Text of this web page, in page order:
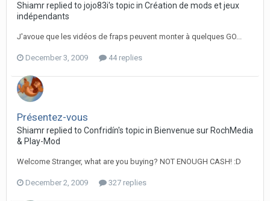
Shiamr replied to jojo83i's topic in Création de mods et jeux
indépendants
J'avoue que les vidéos de fraps peuvent monter à quelques GO...
December 3, 2009 44 replies
Présentez-vous
Shiamr replied to Confridín's topic in Bienvenue sur RochMedia
& Play-Mod
Welcome Stranger, what are you buying? NOT ENOUGH CASH! :D
December 2, 2009 327 replies